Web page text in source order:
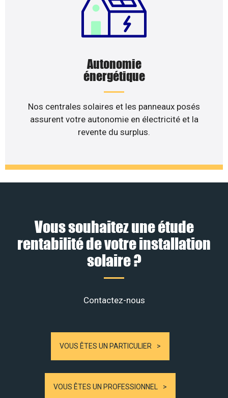
Autonomie
énergétique
Nos centrales solaires et les panneaux posés
assurent votre autonomie en électricité et la
revente du surplus.
Vous souhaitez une étude
rentabilité de votre installation
solaire ?
Contactez-nous
VOUS ÊTES UN PARTICULIER
VOUS ÊTES UN PROFESSIONNEL